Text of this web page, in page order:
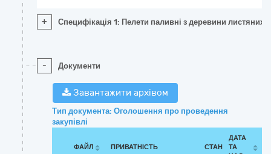
+ Специфікація 1: Пелети паливні з деревини листяних
- Документи
Завантажити архівом
Тип документа: Оголошення про проведення
закупівлі
ФАЙЛ ПРИВАТНІСТЬ СТАН
ДАТА
ТА